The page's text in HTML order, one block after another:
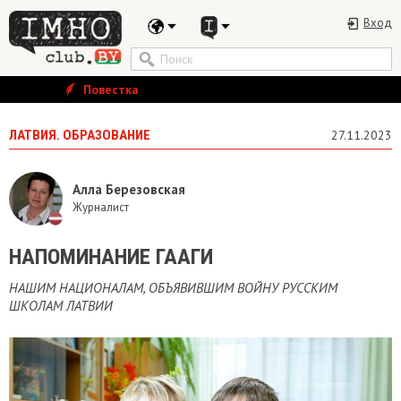
Вход
Повестка
ЛАТВИЯ. ОБРАЗОВАНИЕ 27.11.2023
Алла Березовская
Журналист
НАПОМИНАНИЕ ГААГИ
НАШИМ НАЦИОНАЛАМ, ОБЪЯВИВШИМ ВОЙНУ РУССКИМ
ШКОЛАМ ЛАТВИИ